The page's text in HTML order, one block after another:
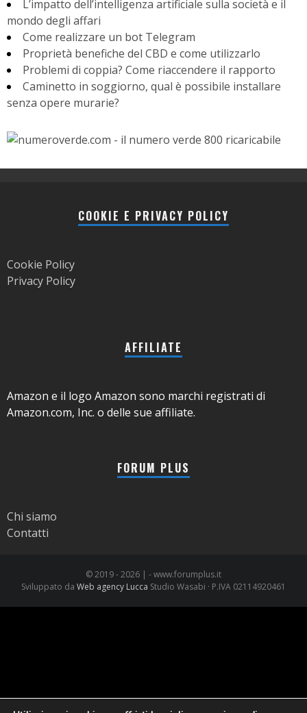
L’impatto dell’intelligenza artificiale sulla società e il
mondo degli affari
Come realizzare un bot Telegram
Proprietà benefiche del CBD e come utilizzarlo
Problemi di coppia? Come riaccendere il rapporto
Caminetto in soggiorno, qual è possibile installare
senza opere murarie?
COOKIE E PRIVACY POLICY
Cookie Policy
Privacy Policy
AFFILIATE
Amazon e il logo Amazon sono marchi registrati di
Amazon.com, Inc. o delle sue affiliate.
FORUM PLUS
Chi siamo
Contatti
© 2019 -2026 | - www.forumplus.it
Sviluppato da Web agency Lucca Studio Wasabi · P.IVA 02114920461